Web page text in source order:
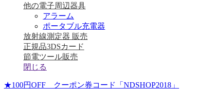
他の電子周辺器具
アラーム
ポータブル充電器
放射線測定器 販売
正規品3DSカード
節電ツール販売
閉じる
★100円OFF クーポン券コード「NDSHOP2018」